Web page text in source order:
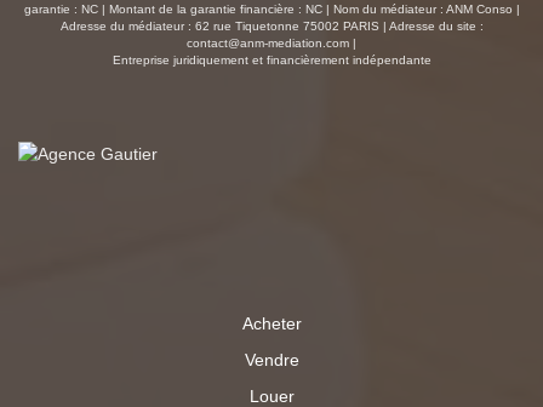
grande maison, plus d'espace?dépendances, piscine, ...
Ne ratez pas cette belle opportunité de devenir
propriétaire d'un terrain offrant espace, liberté et qualité
garantie : NC | Montant de la garantie financière : NC | Nom du médiateur : ANM Conso |
Adresse du médiateur : 62 rue Tiquetonne 75002 PARIS | Adresse du site :
contact@anm-mediation.com |
Entreprise juridiquement et financièrement indépendante
Acheter
Vendre
Louer